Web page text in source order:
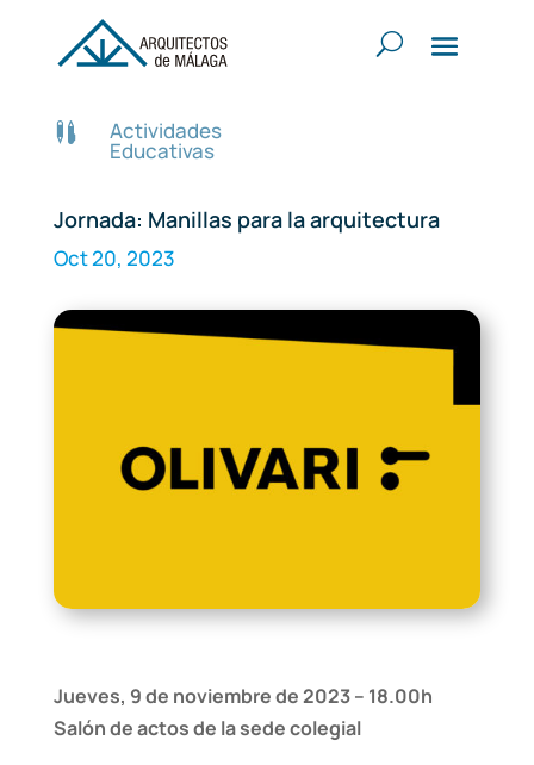
 Actividades
Educativas
Jornada: Manillas para la arquitectura
Oct 20, 2023
Jueves, 9 de noviembre de 2023 – 18.00h
Salón de actos de la sede colegial